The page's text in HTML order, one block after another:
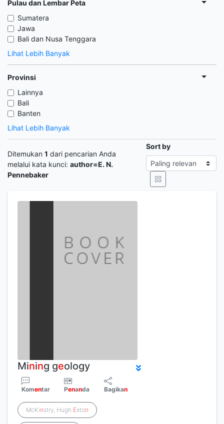
Pulau dan Lembar Peta
Sumatera
Jawa
Bali dan Nusa Tenggara
Lihat Lebih Banyak
Provinsi
Lainnya
Bali
Banten
Lihat Lebih Banyak
Ditemukan 1 dari pencarian Anda
melalui kata kunci: author=E. N.
Pennebaker
Sort by
Mining geology
Komentar Penanda Bagikan
McKinstry, Hugh Exton